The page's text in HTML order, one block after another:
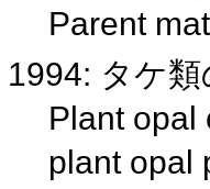
Parent
1994: タケ
Plant opal
plant opal